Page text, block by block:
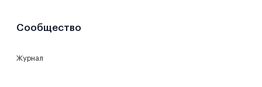
Сообщество
Журнал